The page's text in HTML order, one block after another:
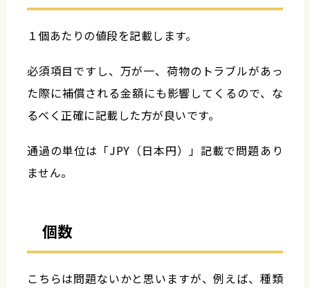
１個あたりの値段を記載します。
必須項目ですし、万が一、荷物のトラブルがあっ
た際に補償される金額にも影響してくるので、な
るべく正確に記載した方が良いです。
通過の単位は「JPY（日本円）」記載で問題あり
ません。
個数
こちらは問題ないかと思いますが、例えば、種類